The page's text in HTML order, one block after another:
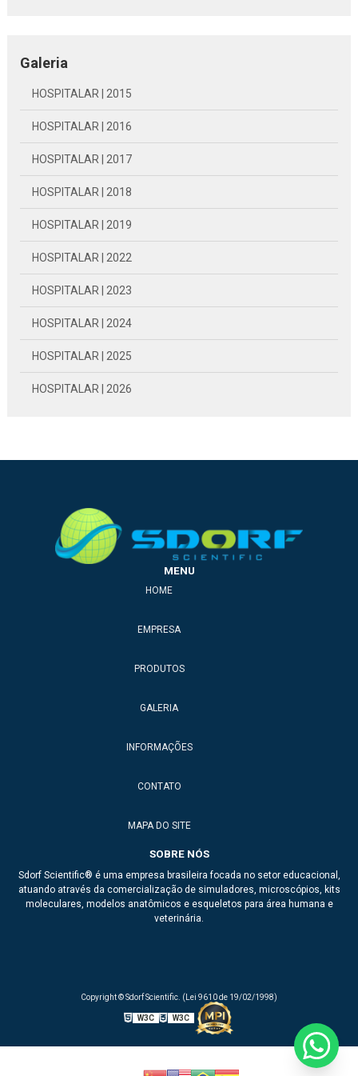
Galeria
HOSPITALAR | 2015
HOSPITALAR | 2016
HOSPITALAR | 2017
HOSPITALAR | 2018
HOSPITALAR | 2019
HOSPITALAR | 2022
HOSPITALAR | 2023
HOSPITALAR | 2024
HOSPITALAR | 2025
HOSPITALAR | 2026
MENU
HOME
EMPRESA
PRODUTOS
GALERIA
INFORMAÇÕES
CONTATO
MAPA DO SITE
SOBRE NÓS
Sdorf Scientific® é uma empresa brasileira focada no setor educacional,
atuando através da comercialização de simuladores, microscópios, kits
moleculares, modelos anatômicos e esqueletos para área humana e
veterinária.
Copyright © Sdorf Scientific. (Lei 9610 de 19/02/1998)
W3C W3C